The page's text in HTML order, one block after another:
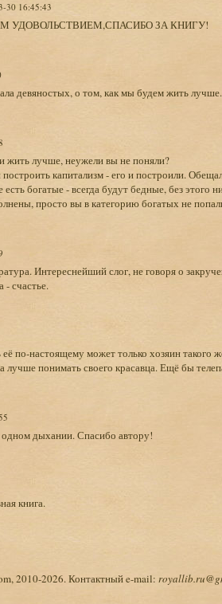
30 16:45:43
УДОВОЛЬСТВИЕМ,СПАСИБО ЗА КНИГУ!
девяностых, о том, как мы будем жить лучше.
жить лучше, неужели вы не поняли?
капитализм - его и построили.
богатые - всегда будут бедные, без этого
просто вы в категорию богатых не
Интереснейший слог, не говоря о
- счастье.
по-настоящему может только хозяин такого
лучше понимать своего красавца. Ещё бы
одном дыхании. Спасибо автору!
книга.
2010-2026. Контактный e-mail: